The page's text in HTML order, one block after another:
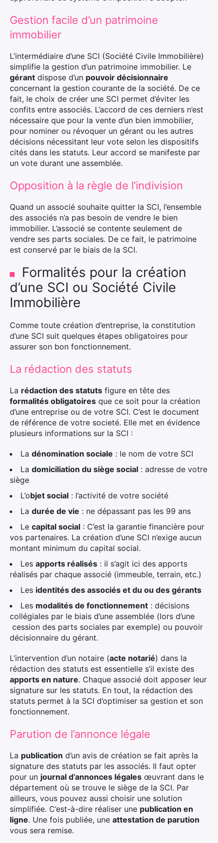
Gestion facile d’un patrimoine
immobilier
L’intermédiaire d’une SCI (Société Civile Immobilière)
simplifie la gestion d’un patrimoine immobilier. Le
gérant dispose d’un pouvoir décisionnaire
concernant la gestion courante de la société. De ce
fait, le choix de créer une SCI permet d’éviter les
confits entre associés. L’accord de ces derniers n’est
nécessaire que pour la vente d’un bien immobilier,
pour nominer ou révoquer un gérant ou les autres
décisions nécessitant leur vote selon les dispositifs
cités dans les statuts. Leur accord se manifeste par
un vote durant une assemblée.
Opposition à la règle de l’indivision
Quand un associé souhaite quitter la SCI, l’ensemble
des associés n’a pas besoin de vendre le bien
immobilier. L’associé se contente seulement de
vendre ses parts sociales. De ce fait, le patrimoine
est conservé par le biais de la SCI.
Formalités pour la création
d’une SCI ou Société Civile
Immobilière
Comme toute création d’entreprise, la constitution
d’une SCI suit quelques étapes obligatoires pour
assurer son bon fonctionnement.
La rédaction des statuts
La rédaction des statuts figure en tête des
formalités obligatoires que ce soit pour la création
d’une entreprise ou de votre SCI. C’est le document
de référence de votre societé. Elle met en évidence
plusieurs informations sur la SCI :
La dénomination sociale : le nom de votre SCI
La domiciliation du siège social : adresse de votre
siège
L’objet social : l’activité de votre société
La durée de vie : ne dépassant pas les 99 ans
Le capital social : C’est la garantie financière pour
vos partenaires. La création d’une SCI n’exige aucun
montant minimum du capital social.
Les apports réalisés : il s’agit ici des apports
réalisés par chaque associé (immeuble, terrain, etc.)
Les identités des associés et du ou des gérants
Les modalités de fonctionnement : décisions
collégiales par le biais d’une assemblée (lors d’une
cession des parts sociales par exemple) ou pouvoir
décisionnaire du gérant.
L’intervention d’un notaire (acte notarié) dans la
rédaction des statuts est essentielle s’il existe des
apports en nature. Chaque associé doit apposer leur
signature sur les statuts. En tout, la rédaction des
statuts permet à la SCI d’optimiser sa gestion et son
fonctionnement.
Parution de l’annonce légale
La publication d’un avis de création se fait après la
signature des statuts par les associés. Il faut opter
pour un journal d’annonces légales œuvrant dans le
département où se trouve le siège de la SCI. Par
ailleurs, vous pouvez aussi choisir une solution
simplifiée. C’est-à-dire réaliser une publication en
ligne. Une fois publiée, une attestation de parution
vous sera remise.
×
Rechercher